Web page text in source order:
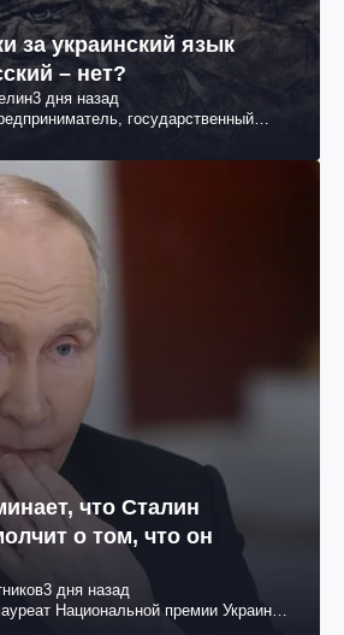
за украинский язык
– нет?
3 дня назад
государственный
что Сталин
о том, что он
3 дня назад
Национальной премии Украины